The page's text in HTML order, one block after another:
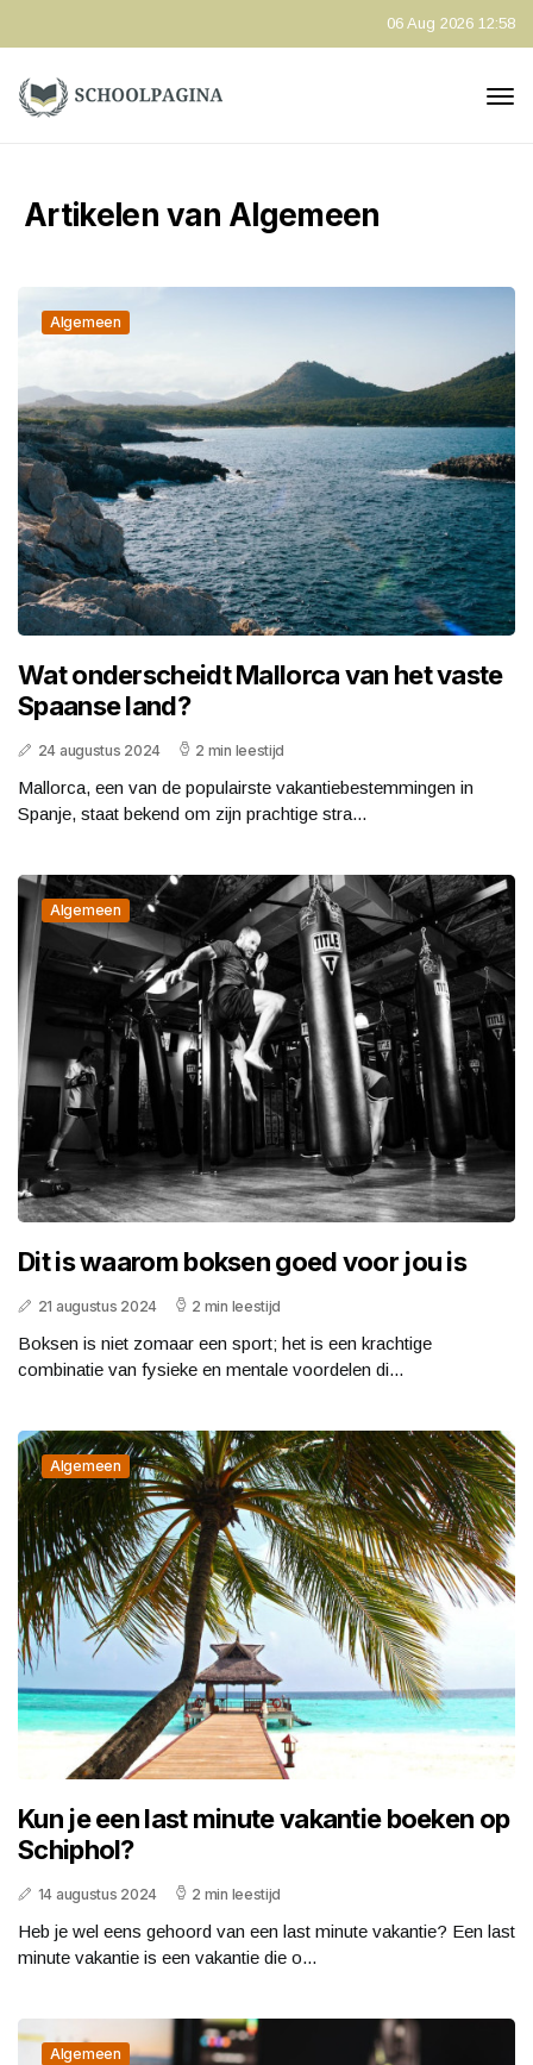
06 Aug 2026 12:58
Artikelen van Algemeen
Algemeen
Wat onderscheidt Mallorca van het vaste
Spaanse land?
24 augustus 2024 2 min leestijd
Mallorca, een van de populairste vakantiebestemmingen in
Spanje, staat bekend om zijn prachtige stra...
Algemeen
Dit is waarom boksen goed voor jou is
21 augustus 2024 2 min leestijd
Boksen is niet zomaar een sport; het is een krachtige
combinatie van fysieke en mentale voordelen di...
Algemeen
Kun je een last minute vakantie boeken op
Schiphol?
14 augustus 2024 2 min leestijd
Heb je wel eens gehoord van een last minute vakantie? Een last
minute vakantie is een vakantie die o...
Algemeen